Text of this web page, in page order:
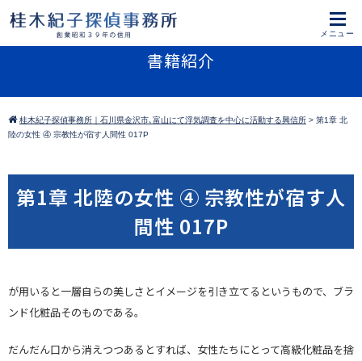
書籍紹介
桂木紀子探偵事務所｜石川県金沢市､富山にて浮気調査を中心に活動する興信所 > 第1章 北
陸の女性 ④ 宗教性が宿す人間性 017P
第1章 北陸の女性 ④ 宗教性が宿す人
間性 017P
が用いると一層自らの美しさとイメージを引き立てるというもので、ブラ
ンド化粧品そのものである。
だんだん口から消えつつあるとすれば、女性たちにとって高級化粧品を捨